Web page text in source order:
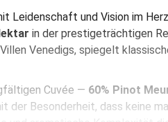
Leidenschaft und Vision im
in der prestigeträchtigen
Venedigs, spiegelt
Cuvée — 60% Pinot
der Besonderheit, dass keine